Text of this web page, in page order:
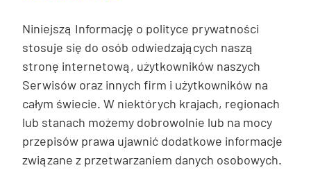
Niniejszą Informację o polityce prywatności
stosuje się do osób odwiedzających naszą
stronę internetową, użytkowników naszych
Serwisów oraz innych firm i użytkowników na
całym świecie. W niektórych krajach, regionach
lub stanach możemy dobrowolnie lub na mocy
przepisów prawa ujawnić dodatkowe informacje
związane z przetwarzaniem danych osobowych.